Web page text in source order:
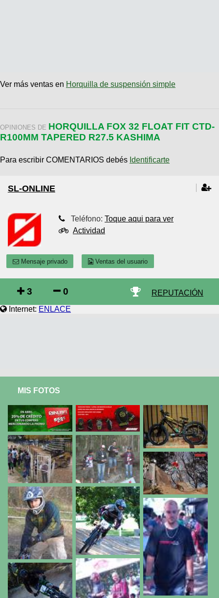
Ver más ventas en Horquilla de suspensión simple
OPINIONES DE HORQUILLA FOX 32 FLOAT FIT CTD-
R100MM TAPERED R27.5 KASHIMA
Para escribir COMENTARIOS debés Identificarte
SL-ONLINE
Teléfono: Toque aqui para ver
Actividad
Mensaje privado Ventas del usuario
3 0
REPUTACIÓN
Internet: ENLACE
MIS FOTOS